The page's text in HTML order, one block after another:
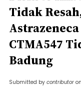
Tidak
CTMA547
Badung
Submitted by contributor on